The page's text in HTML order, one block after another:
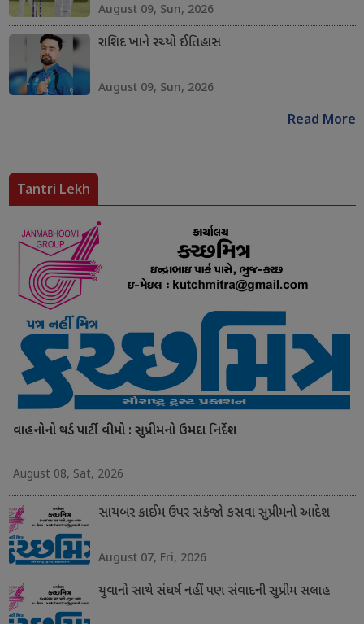
August 09, Sun, 2026
રાશિદ ખાને રચ્યો ઈતિહાસ
August 09, Sun, 2026
Read More
Tantri Lekh
વાહનોનો થર્ડ પાર્ટી વીમો : સુપ્રીમનો ઉમદા નિર્દેશ
August 08, Sat, 2026
સાયબર ક્રાઈમ ઉપર સકંજો કસવા સુપ્રીમનો આદેશ
August 07, Fri, 2026
યુવાનો સાથે સંઘર્ષ નહીં પણ સંવાદની સુપ્રીમ સલાહ